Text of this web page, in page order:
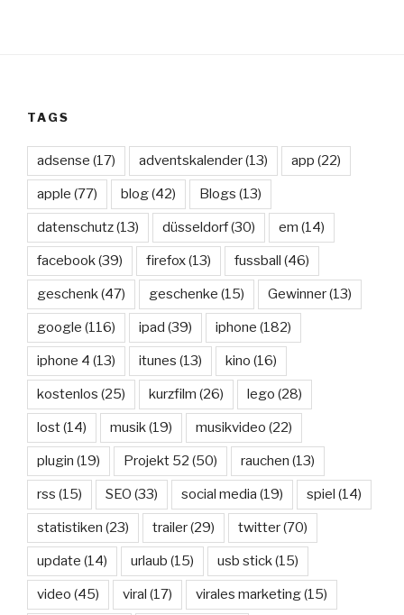
TAGS
adsense (17) adventskalender(13) app (22)
apple (77) blog(42) Blogs (13)
datenschutz(13) düsseldorf(30) em (14)
facebook(39) firefox(13) fussball (46)
geschenk(47) geschenke (15) Gewinner(13)
google (116) ipad (39) iphone (182)
iphone 4 (13) itunes (13) kino (16)
kostenlos (25) kurzfilm (26) lego (28)
lost(14) musik(19) musikvideo (22)
plugin (19) Projekt 52 (50) rauchen (13)
rss (15) SEO (33) social media (19) spiel (14)
statistiken (23) trailer(29) twitter(70)
update (14) urlaub (15) usb stick(15)
video (45) viral (17) virales marketing(15)